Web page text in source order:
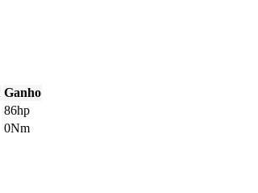
Ganho
86hp
0Nm